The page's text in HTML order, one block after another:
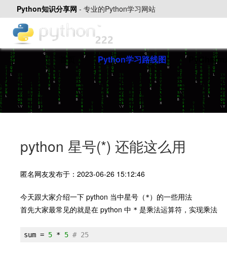
Python知识分享网 - 专业的Python学习网站
首页 Python学习路线图
python 星号(*) 还能这么用
匿名网友发布于：2023-06-26 15:12:46
今天跟大家介绍一下 python 当中星号（*）的一些用法
首先大家最常见的就是在 python 中 * 是乘法运算符，实现乘法
sum = 5 * 5 # 25